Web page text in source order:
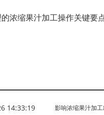
浓缩果汁加工操作关键
14:33:19 影响浓缩果汁加